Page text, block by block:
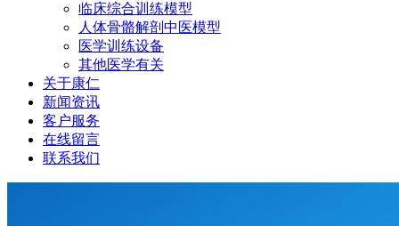
临床综合训练模型
人体骨骼解剖中医模型
医学训练设备
其他医学有关
关于康仁
新闻资讯
客户服务
在线留言
联系我们